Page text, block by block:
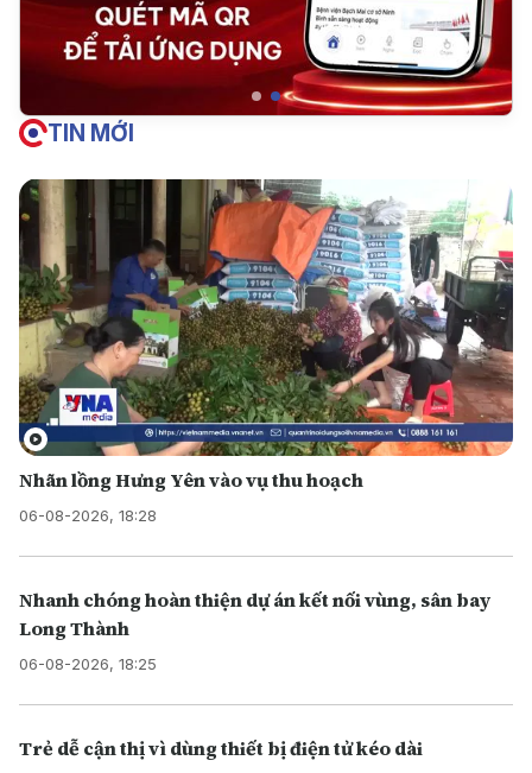
TIN MỚI
Nhãn lồng Hưng Yên vào vụ thu hoạch
06-08-2026, 18:28
Nhanh chóng hoàn thiện dự án kết nối vùng, sân bay
Long Thành
06-08-2026, 18:25
Trẻ dễ cận thị vì dùng thiết bị điện tử kéo dài